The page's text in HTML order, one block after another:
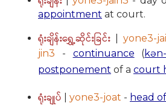
appointment at court.
ရုံးချိန်းရွှေ့ဆိုင်းခြင်း
yone3-
jin3 - continuance (
postponement of a court
ရုံးချုပ် yone3-joat - head